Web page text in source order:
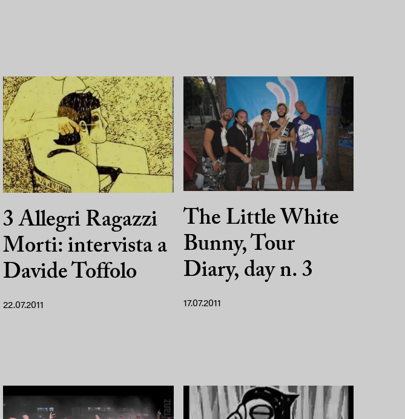
3 Allegri Ragazzi
Morti: intervista a
Davide Toffolo
22.07.2011
The Little White
Bunny, Tour
Diary, day n. 3
17.07.2011